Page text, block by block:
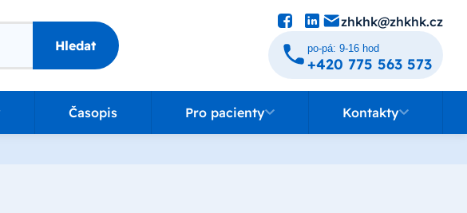
Hledat
zhkhk@zhkhk.cz
po-pá: 9-16 hod
+420 775 563 573
Časopis Pro pacienty Kontakty